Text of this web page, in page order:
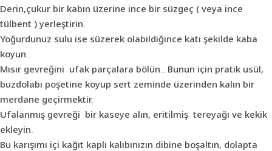
Derin,çukur bir kabın üzerine ince bir süzgeç ( veya ince
tülbent ) yerleştirin.
Yoğurdunuz sulu ise süzerek olabildiğince katı şekilde kaba
koyun.
Mısır gevreğini ufak parçalara bölün.. Bunun için pratik usül,
buzdolabı poşetine koyup sert zeminde üzerinden kalın bir
merdane geçirmektir.
Ufalanmış gevreği bir kaseye alın, eritilmiş tereyağı ve kekik
ekleyin.
Bu karışımı içi kağıt kaplı kalıbınızın dibine boşaltın, dolapta